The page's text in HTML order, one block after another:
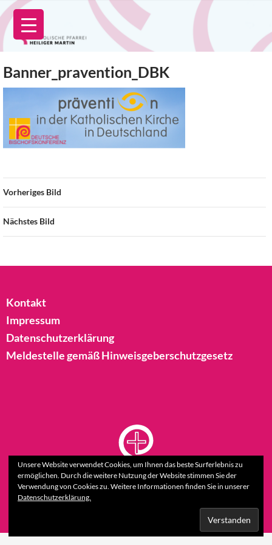
Zum
Inhalt
springen
Banner_pravention_DBK
Vorheriges Bild
Nächstes Bild
Kontakt
Impressum
Datenschutzerklärung
Meldestelle gemäß Hinweisgeberschutzgesetz
Unsere Website verwendet Cookies, um Ihnen das beste Surferlebnis zu
ermöglichen. Durch die weitere Nutzung der Website stimmen Sie der
Verwendung von Cookies zu. Weitere Informationen finden Sie in unserer
Datenschutzerklärung.